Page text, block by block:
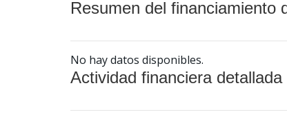
Resumen del financiamiento
No hay datos disponibles.
Actividad financiera